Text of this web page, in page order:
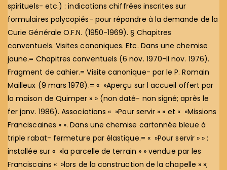
spirituels- etc.) : indications chiffrées inscrites sur
formulaires polycopiés- pour répondre à la demande de la
Curie Générale O.F.N. (1950-1969). § Chapitres
conventuels. Visites canoniques. Etc. Dans une chemise
jaune.= Chapitres conventuels (6 nov. 1970-II nov. 1976).
Fragment de cahier.= Visite canonique- par le P. Romain
Mailleux (9 mars 1978).= « »Aperçu sur l accueil offert par
la maison de Quimper » » (non daté- non signé; après le
fer janv. 1986). Associations « »Pour servir » » et « »Missions
Franciscaines » ». Dans une chemise cartonnée bleue à
triple rabat- fermeture par élastique.= « »Pour servir » » :
installée sur « »la parcelle de terrain » » vendue par les
Franciscains « »lors de la construction de la chapelle » »;